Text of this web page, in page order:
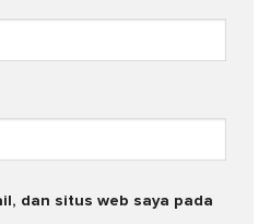
dan situs web saya pada